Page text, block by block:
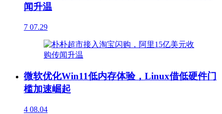
闻升温
7 07.29
微软优化Win11低内存体验，Linux借低硬件门
槛加速崛起
4 08.04